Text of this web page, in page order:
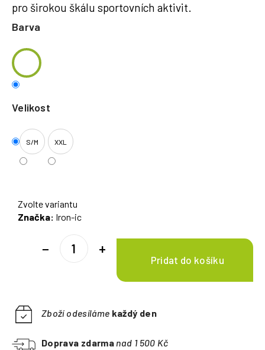
pro širokou škálu sportovních aktivit.
Barva
Velikost
S/M XXL
Zvolte variantu
Značka: Iron-ic
+
−
Zboží odesíláme každý den
Doprava zdarma nad 1 500 Kč